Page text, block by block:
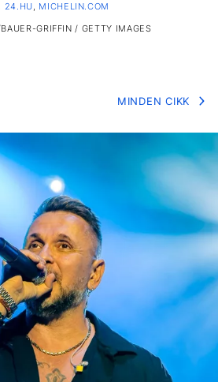
24.HU, MICHELIN.COM
GRIFFIN / GETTY IMAGES
MINDEN CIKK